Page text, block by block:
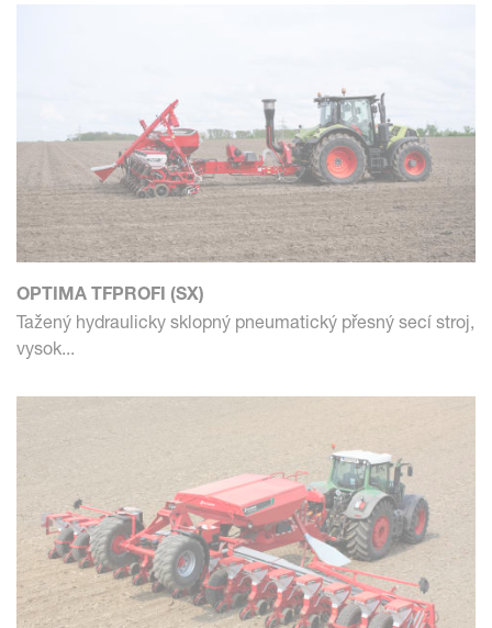
OPTIMA TFPROFI (SX)
Tažený hydraulicky sklopný pneumatický přesný secí stroj,
vysok...